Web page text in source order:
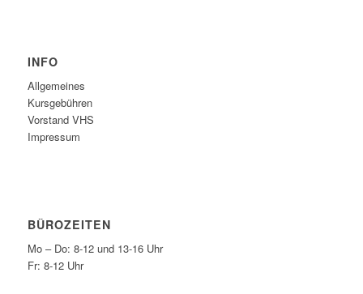
INFO
Allgemeines
Kursgebühren
Vorstand VHS
Impressum
BÜROZEITEN
Mo – Do: 8-12 und 13-16 Uhr
Fr: 8-12 Uhr